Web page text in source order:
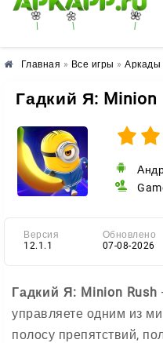
🌸 🌼 🌺
Главная » Все игры » Аркады
Гадкий Я: Minion
Версия
12.1.1
Обновлено
07-08-2026
Гадкий Я: Minion Rush
управляете одним из
полосу препятствий,